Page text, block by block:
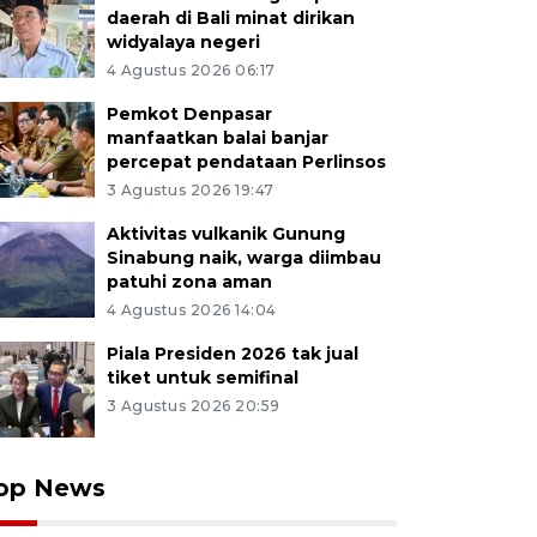
daerah di Bali minat dirikan
widyalaya negeri
4 Agustus 2026 06:17
Pemkot Denpasar
manfaatkan balai banjar
percepat pendataan Perlinsos
3 Agustus 2026 19:47
Aktivitas vulkanik Gunung
Sinabung naik, warga diimbau
patuhi zona aman
4 Agustus 2026 14:04
Piala Presiden 2026 tak jual
tiket untuk semifinal
3 Agustus 2026 20:59
News